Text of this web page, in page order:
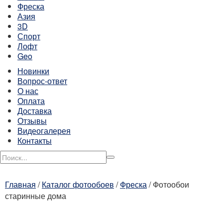
Фреска
Азия
3D
Спорт
Лофт
Geo
Новинки
Вопрос-ответ
О нас
Оплата
Доставка
Отзывы
Видеогалерея
Контакты
Главная /Каталог фотообоев /Фреска/Фотообои
старинные дома